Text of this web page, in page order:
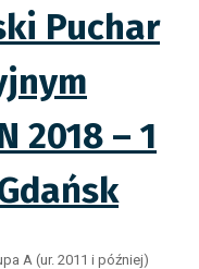
Puchar
2018 – 1
A (ur. 2011 i później)